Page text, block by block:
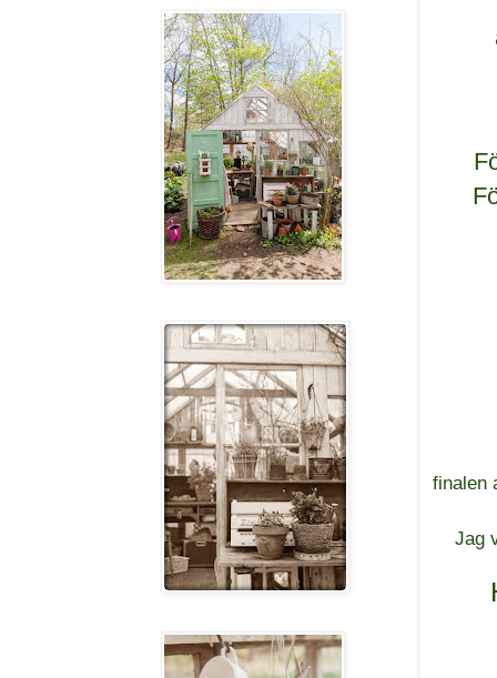
finalen
Jag